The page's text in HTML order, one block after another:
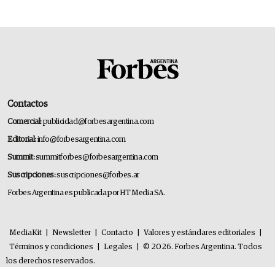
Contactos
Comercial:publicidad@forbesargentina.com
Editorial:info@forbesargentina.com
Summit:summitforbes@forbesargentina.com
Suscripciones:suscripciones@forbes.ar
Forbes Argentina es publicada por HT Media SA.
MediaKit Newsletter Contacto Valores y estándares editoriales
Términos y condiciones
Legales
© 2026. Forbes Argentina. Todos
los derechos reservados.